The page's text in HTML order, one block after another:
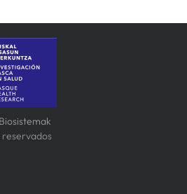
reservados